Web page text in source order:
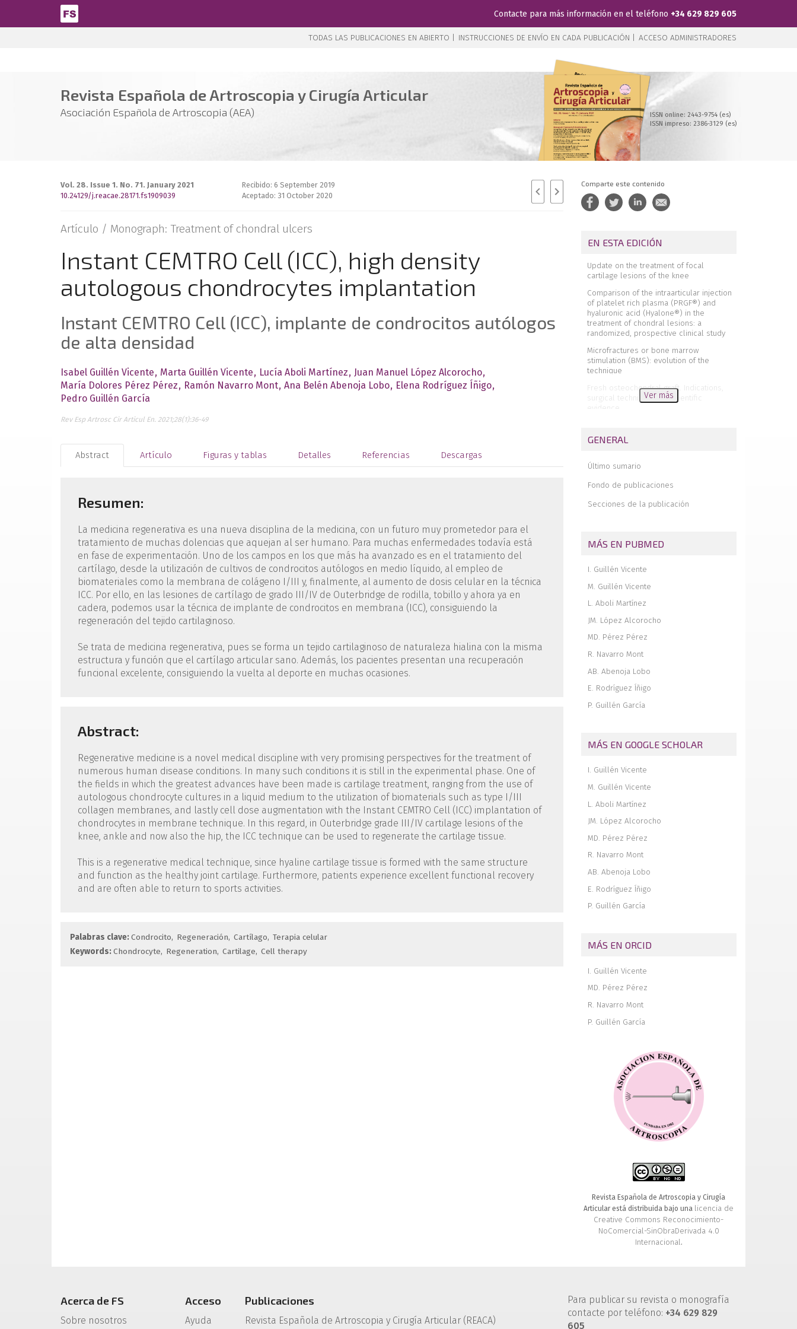
Pasar al contenido principal
Contacte para más información en el teléfono +34 629 829 605
TODAS LAS PUBLICACIONES EN ABIERTO | INSTRUCCIONES DE ENVÍO EN CADA PUBLICACIÓN | ACCESO ADMINISTRADORES
Revista Española de Artroscopia y Cirugía Articular
Asociación Española de Artroscopia (AEA)
ISSN online: 2443-9754 (es)
ISSN impreso: 2386-3129 (es)
Vol. 28. Issue 1. No. 71. January 2021
10.24129/j.reacae.28171.fs1909039
Recibido: 6 September 2019
Aceptado: 31 October 2020
Artículo / Monograph: Treatment of chondral ulcers
Instant CEMTRO Cell (ICC), high density
autologous chondrocytes implantation
Instant CEMTRO Cell (ICC), implante de condrocitos autólogos
de alta densidad
Isabel Guillén Vicente Marta Guillén Vicente Lucía Aboli Martínez
Juan Manuel López Alcorocho
María Dolores Pérez Pérez
Ramón Navarro Mont Ana Belén Abenoja Lobo
Elena Rodríguez Íñigo
Pedro Guillén García
Rev Esp Artrosc Cir Articul En. 2021;28(1):36-49
Abstract Artículo Figuras y tablas Detalles Referencias Descargas
Resumen:
La medicina regenerativa es una nueva disciplina de la medicina, con un futuro muy prometedor para el
tratamiento de muchas dolencias que aquejan al ser humano. Para muchas enfermedades todavía está
en fase de experimentación. Uno de los campos en los que más ha avanzado es en el tratamiento del
cartílago, desde la utilización de cultivos de condrocitos autólogos en medio líquido, al empleo de
biomateriales como la membrana de colágeno I/III y, finalmente, al aumento de dosis celular en la técnica
ICC. Por ello, en las lesiones de cartílago de grado III/IV de Outerbridge de rodilla, tobillo y ahora ya en
cadera, podemos usar la técnica de implante de condrocitos en membrana (ICC), consiguiendo la
regeneración del tejido cartilaginoso.
Se trata de medicina regenerativa, pues se forma un tejido cartilaginoso de naturaleza hialina con la misma
estructura y función que el cartílago articular sano. Además, los pacientes presentan una recuperación
funcional excelente, consiguiendo la vuelta al deporte en muchas ocasiones.
Abstract:
Regenerative medicine is a novel medical discipline with very promising perspectives for the treatment of
numerous human disease conditions. In many such conditions it is still in the experimental phase. One of
the fields in which the greatest advances have been made is cartilage treatment, ranging from the use of
autologous chondrocyte cultures in a liquid medium to the utilization of biomaterials such as type I/III
collagen membranes, and lastly cell dose augmentation with the Instant CEMTRO Cell (ICC) implantation of
chondrocytes in membrane technique. In this regard, in Outerbridge grade III/IV cartilage lesions of the
knee, ankle and now also the hip, the ICC technique can be used to regenerate the cartilage tissue.
This is a regenerative medical technique, since hyaline cartilage tissue is formed with the same structure
and function as the healthy joint cartilage. Furthermore, patients experience excellent functional recovery
and are often able to return to sports activities.
Palabras clave:Condrocito Regeneración Cartílago Terapia celular
Keywords:Chondrocyte Regeneration Cartilage Cell therapy
Comparte este contenido
EN ESTA EDICIÓN
Update on the treatment of focal
cartilage lesions of the knee
Comparison of the intraarticular injection
of platelet rich plasma (PRGF®) and
hyaluronic acid (Hyalone®) in the
treatment of chondral lesions: a
randomized, prospective clinical study
Microfractures or bone marrow
stimulation (BMS): evolution of the
technique
Fresh osteochondral graft. Indications,
surgical technique and scientific
chondrogenesis (AMIC)
density autologous chondrocytes
Regeneration of joint cartilage:
perspectives and future
Full thickness chondral ulcers of the
Ver más
GENERAL
Último sumario
Fondo de publicaciones
Secciones de la publicación
MÁS EN PUBMED
I. Guillén Vicente
M. Guillén Vicente
L. Aboli Martínez
JM. López Alcorocho
MD. Pérez Pérez
R. Navarro Mont
AB. Abenoja Lobo
E. Rodríguez Íñigo
P. Guillén García
MÁS EN GOOGLE SCHOLAR
I. Guillén Vicente
M. Guillén Vicente
L. Aboli Martínez
JM. López Alcorocho
MD. Pérez Pérez
R. Navarro Mont
AB. Abenoja Lobo
E. Rodríguez Íñigo
P. Guillén García
MÁS EN ORCID
I. Guillén Vicente
MD. Pérez Pérez
R. Navarro Mont
P. Guillén García
Revista Española de Artroscopia y Cirugía
Articular está distribuida bajo una licencia de
Creative Commons Reconocimiento-
NoComercial-SinObraDerivada 4.0
Internacional.
Acerca de FS
Sobre nosotros
Acceso
Ayuda
Publicaciones
Revista Española de Artroscopia y Cirugía Articular (REACA)
Para publicar su revista o monografía
contacte por teléfono: +34 629 829
605